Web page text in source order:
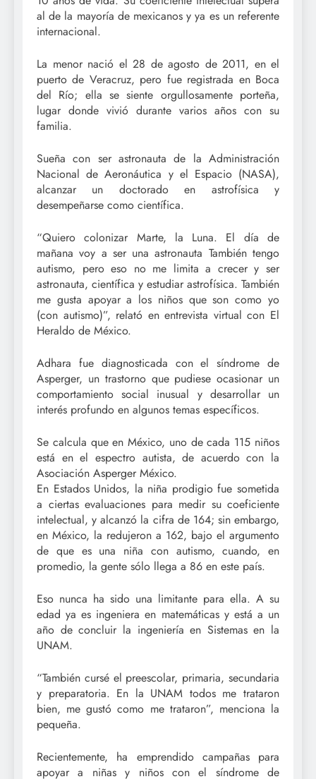
al de la mayoría de mexicanos y ya es un referente
internacional.
La menor nació el 28 de agosto de 2011, en el
puerto de Veracruz, pero fue registrada en Boca
del Río; ella se siente orgullosamente porteña,
lugar donde vivió durante varios años con su
familia.
Sueña con ser astronauta de la Administración
Nacional de Aeronáutica y el Espacio (NASA),
alcanzar un doctorado en astrofísica y
desempeñarse como científica.
“Quiero colonizar Marte, la Luna. El día de
mañana voy a ser una astronauta También tengo
autismo, pero eso no me limita a crecer y ser
astronauta, científica y estudiar astrofísica. También
me gusta apoyar a los niños que son como yo
(con autismo)”, relató en entrevista virtual con El
Heraldo de México.
Adhara fue diagnosticada con el síndrome de
Asperger, un trastorno que pudiese ocasionar un
comportamiento social inusual y desarrollar un
interés profundo en algunos temas específicos.
Se calcula que en México, uno de cada 115 niños
está en el espectro autista, de acuerdo con la
Asociación Asperger México.
En Estados Unidos, la niña prodigio fue sometida
a ciertas evaluaciones para medir su coeficiente
intelectual, y alcanzó la cifra de 164; sin embargo,
en México, la redujeron a 162, bajo el argumento
de que es una niña con autismo, cuando, en
promedio, la gente sólo llega a 86 en este país.
Eso nunca ha sido una limitante para ella. A su
edad ya es ingeniera en matemáticas y está a un
año de concluir la ingeniería en Sistemas en la
UNAM.
“También cursé el preescolar, primaria, secundaria
y preparatoria. En la UNAM todos me trataron
bien, me gustó como me trataron”, menciona la
pequeña.
Recientemente, ha emprendido campañas para
apoyar a niñas y niños con el síndrome de